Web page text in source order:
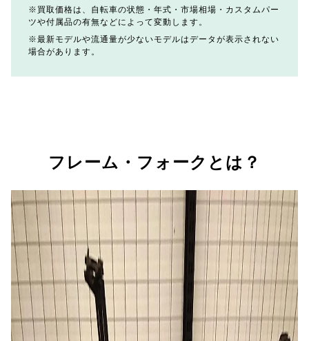
買取価格は、自転車の状態・年式・市場相場・カスタムパー
ツや付属品の有無などによって変動します。
最新モデルや流通量が少ないモデルはデータが表示されない
場合があります。
フレーム・フォークとは？